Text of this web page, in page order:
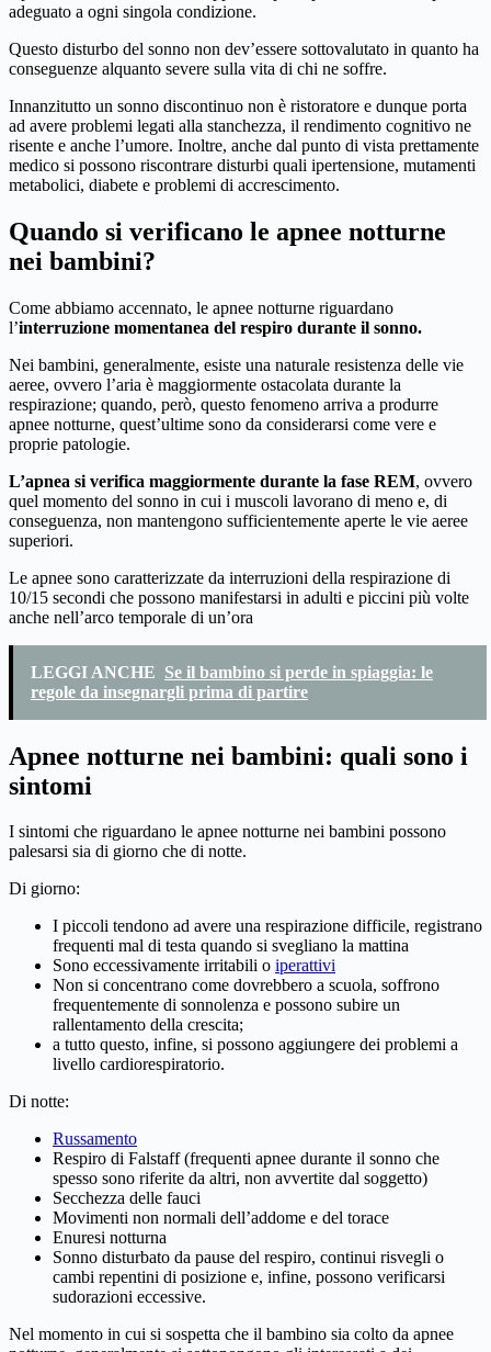
adeguato a ogni singola condizione.
Questo disturbo del sonno non dev’essere sottovalutato in quanto ha
conseguenze alquanto severe sulla vita di chi ne soffre.
Innanzitutto un sonno discontinuo non è ristoratore e dunque porta
ad avere problemi legati alla stanchezza, il rendimento cognitivo ne
risente e anche l’umore. Inoltre, anche dal punto di vista prettamente
medico si possono riscontrare disturbi quali ipertensione, mutamenti
metabolici, diabete e problemi di accrescimento.
Quando si verificano le apnee notturne
nei bambini?
Come abbiamo accennato, le apnee notturne riguardano
l’interruzione momentanea del respiro durante il sonno.
Nei bambini, generalmente, esiste una naturale resistenza delle vie
aeree, ovvero l’aria è maggiormente ostacolata durante la
respirazione; quando, però, questo fenomeno arriva a produrre
apnee notturne, quest’ultime sono da considerarsi come vere e
proprie patologie.
L’apnea si verifica maggiormente durante la fase REM, ovvero
quel momento del sonno in cui i muscoli lavorano di meno e, di
conseguenza, non mantengono sufficientemente aperte le vie aeree
superiori.
Le apnee sono caratterizzate da interruzioni della respirazione di
10/15 secondi che possono manifestarsi in adulti e piccini più volte
anche nell’arco temporale di un’ora
LEGGI ANCHE Se il bambino si perde in spiaggia: le
regole da insegnargli prima di partire
Apnee notturne nei bambini: quali sono i
sintomi
I sintomi che riguardano le apnee notturne nei bambini possono
palesarsi sia di giorno che di notte.
Di giorno:
I piccoli tendono ad avere una respirazione difficile, registrano
frequenti mal di testa quando si svegliano la mattina
Sono eccessivamente irritabili o iperattivi
Non si concentrano come dovrebbero a scuola, soffrono
frequentemente di sonnolenza e possono subire un
rallentamento della crescita;
a tutto questo, infine, si possono aggiungere dei problemi a
livello cardiorespiratorio.
Di notte:
Russamento
Respiro di Falstaff (frequenti apnee durante il sonno che
spesso sono riferite da altri, non avvertite dal soggetto)
Secchezza delle fauci
Movimenti non normali dell’addome e del torace
Enuresi notturna
Sonno disturbato da pause del respiro, continui risvegli o
cambi repentini di posizione e, infine, possono verificarsi
sudorazioni eccessive.
Nel momento in cui si sospetta che il bambino sia colto da apnee